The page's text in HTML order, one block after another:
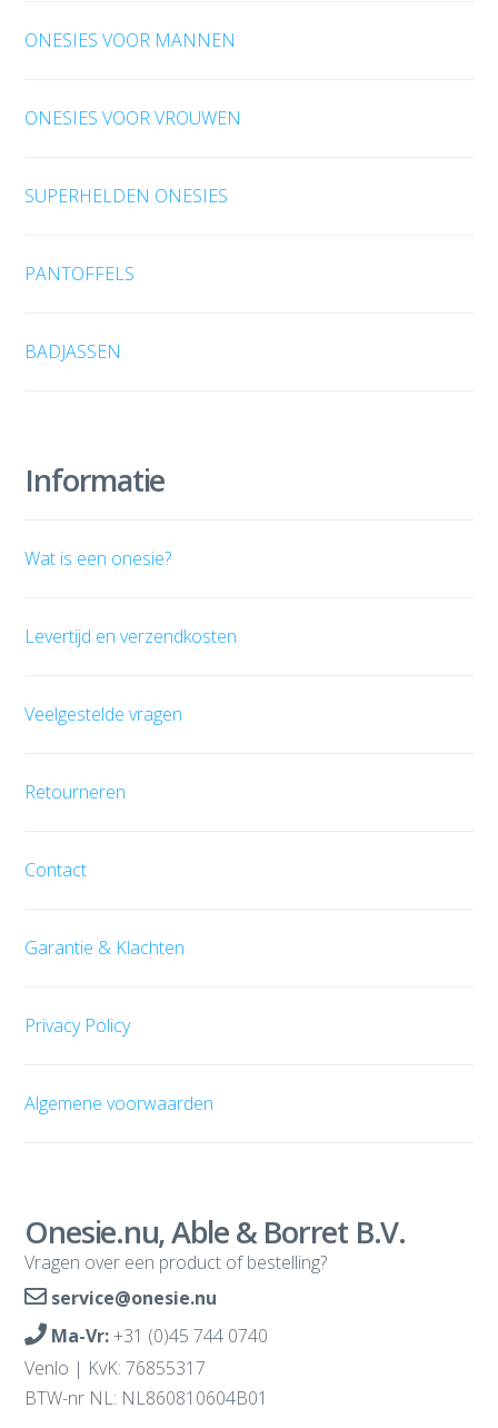
ONESIES VOOR MANNEN
ONESIES VOOR VROUWEN
SUPERHELDEN ONESIES
PANTOFFELS
BADJASSEN
Informatie
Wat is een onesie?
Levertijd en verzendkosten
Veelgestelde vragen
Retourneren
Contact
Garantie & Klachten
Privacy Policy
Algemene voorwaarden
Onesie.nu, Able & Borret B.V.
Vragen over een product of bestelling?
service@onesie.nu
Ma-Vr:+31 (0)45 744 0740
Venlo | KvK: 76855317
BTW-nr NL: NL860810604B01